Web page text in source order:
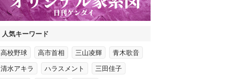
人気キーワード
高校野球 高市首相 三山凌輝 青木歌音
清水アキラ ハラスメント 三田佳子